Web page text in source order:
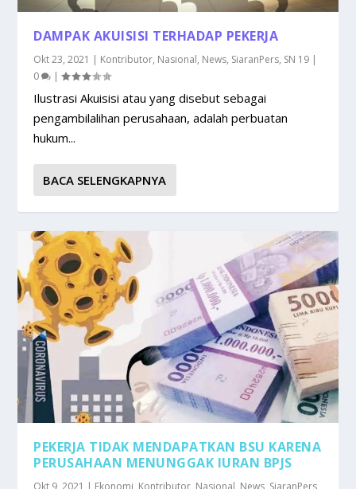
DAMPAK AKUISISI TERHADAP PEKERJA
Okt 23, 2021 | Kontributor, Nasional, News, SiaranPers, SN 19 |
0
|
Ilustrasi Akuisisi atau yang disebut sebagai
pengambilalihan perusahaan, adalah perbuatan
hukum...
BACA SELENGKAPNYA
PEKERJA TIDAK MENDAPATKAN BSU KARENA
PERUSAHAAN MENUNGGAK IURAN BPJS
Okt 9, 2021 | Ekonomi, Kontributor, Nasional, News, SiaranPers,